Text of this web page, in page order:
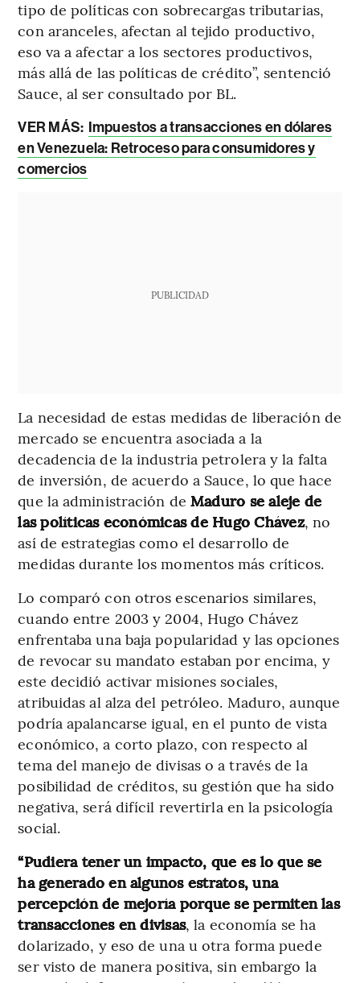
tipo de políticas con sobrecargas tributarias,
con aranceles, afectan al tejido productivo,
eso va a afectar a los sectores productivos,
más allá de las políticas de crédito”, sentenció
Sauce, al ser consultado por BL.
VER MÁS: Impuestos a transacciones en dólares
en Venezuela: Retroceso para consumidores y
comercios
PUBLICIDAD
La necesidad de estas medidas de liberación de
mercado se encuentra asociada a la
decadencia de la industria petrolera y la falta
de inversión, de acuerdo a Sauce, lo que hace
que la administración de Maduro se aleje de
las políticas económicas de Hugo Chávez, no
así de estrategias como el desarrollo de
medidas durante los momentos más críticos.
Lo comparó con otros escenarios similares,
cuando entre 2003 y 2004, Hugo Chávez
enfrentaba una baja popularidad y las opciones
de revocar su mandato estaban por encima, y
este decidió activar misiones sociales,
atribuidas al alza del petróleo. Maduro, aunque
podría apalancarse igual, en el punto de vista
económico, a corto plazo, con respecto al
tema del manejo de divisas o a través de la
posibilidad de créditos, su gestión que ha sido
negativa, será difícil revertirla en la psicología
social.
“Pudiera tener un impacto, que es lo que se
ha generado en algunos estratos, una
percepción de mejoría porque se permiten las
transacciones en divisas, la economía se ha
dolarizado, y eso de una u otra forma puede
ser visto de manera positiva, sin embargo la